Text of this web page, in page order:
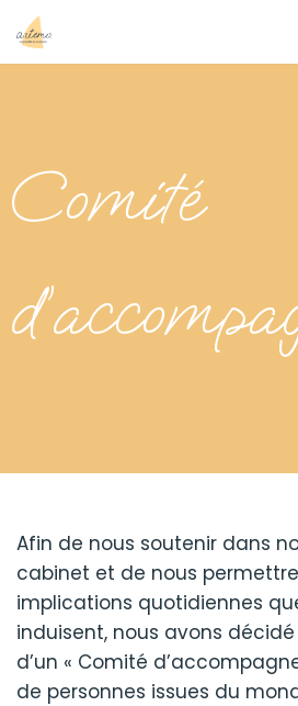
Aller
Comité
Afin de nous soutenir dans
cabinet et de nous
implications quotidiennes
induisent, nous avons
d’un « Comité
de personnes issues du